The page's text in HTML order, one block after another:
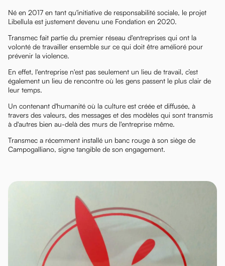
Né en 2017 en tant qu'initiative de responsabilité sociale, le projet
Libellula est justement devenu une Fondation en 2020.
Transmec fait partie du premier réseau d'entreprises qui ont la
volonté de travailler ensemble sur ce qui doit être amélioré pour
prévenir la violence.
En effet, l'entreprise n'est pas seulement un lieu de travail, c’est
également un lieu de rencontre où les gens passent le plus clair de
leur temps.
Un contenant d'humanité où la culture est créée et diffusée, à
travers des valeurs, des messages et des modèles qui sont transmis
à d'autres bien au-delà des murs de l'entreprise même.
Transmec a récemment installé un banc rouge à son siège de
Campogalliano, signe tangible de son engagement.